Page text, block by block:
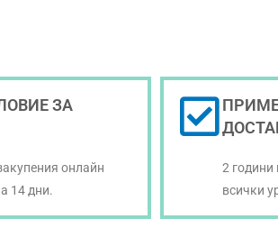
ЗА
онлайн
14 дни.
2
всички